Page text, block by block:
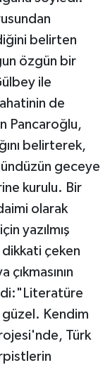
belirten
özgün bir
ile
de
Pancaroğlu,
belirterek,
geceye
kurulu. Bir
olarak
yazılmış
dikkati çeken
güzel. Kendim
Türk